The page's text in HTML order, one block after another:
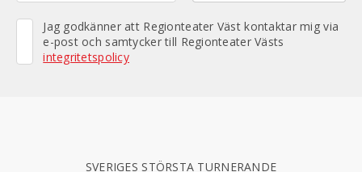
Jag godkänner att Regionteater Väst kontaktar mig via
e-post och samtycker till Regionteater Västs
integritetspolicy
SVERIGES STÖRSTA TURNERANDE